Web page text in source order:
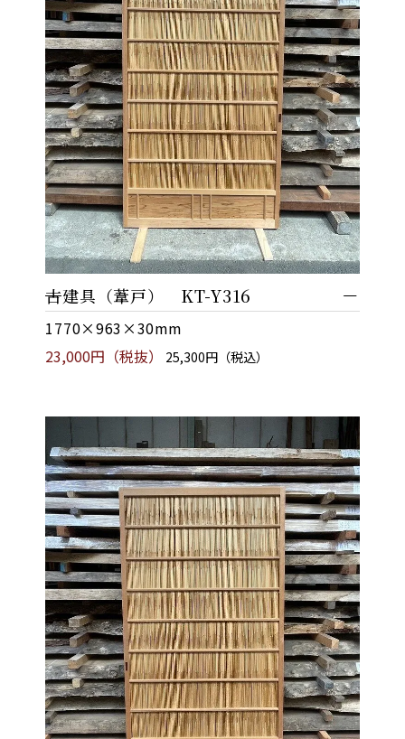
古建具（葦戸） KT-Y316
1770×963×30mm
23,000円（税抜）
25,300円（税込）